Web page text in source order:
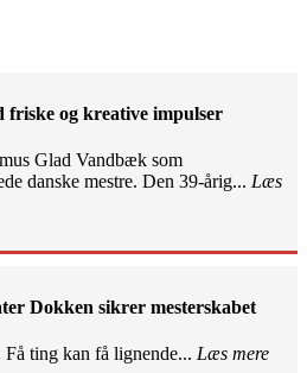
friske og kreative impulser
Glad Vandbæk som
danske mestre. Den 39-årig... Læs
Dokken sikrer mesterskabet
ting kan få lignende... Læs mere